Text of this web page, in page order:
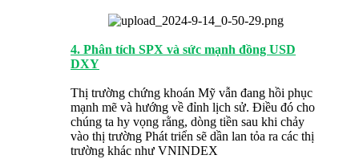
4. Phân tích SPX và sức mạnh đồng USD
DXY
Thị trường chứng khoán Mỹ vẫn đang hồi phục
mạnh mẽ và hướng về đỉnh lịch sử. Điều đó cho
chúng ta hy vọng rằng, dòng tiền sau khi chảy
vào thị trường Phát triển sẽ dần lan tỏa ra các thị
trường khác như VNINDEX